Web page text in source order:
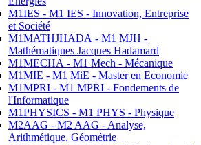
M1IES - M1 IES - Innovation, Entreprise
et Société
M1MATHJHADA - M1 MJH -
Mathématiques Jacques Hadamard
M1MECHA - M1 Mech - Mécanique
M1MIE - M1 MiE - Master en Economie
M1MPRI - M1 MPRI - Fondements de
l'Informatique
M1PHYSICS - M1 PHYS - Physique
M2AAG - M2 AAG - Analyse,
Arithmétique, Géométrie